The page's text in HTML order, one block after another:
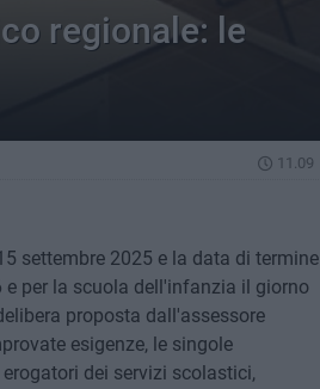
regionale: le
11.09
settembre 2025 e la data di termine
per la scuola dell'infanzia il giorno
proposta dall'assessore
esigenze, le singole
dei servizi scolastici,